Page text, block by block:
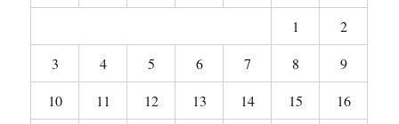
1
2
3
4 5 6 7 8
9
10
11 12 13 14 15
16